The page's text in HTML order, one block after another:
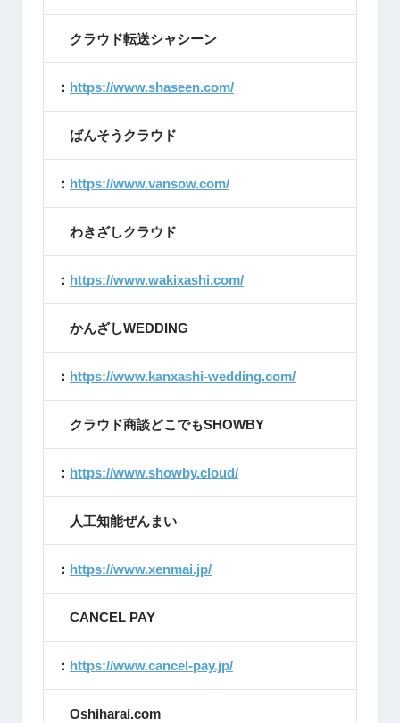
クラウド転送シャシーン
： https://www.shaseen.com/
ばんそうクラウド
： https://www.vansow.com/
わきざしクラウド
： https://www.wakixashi.com/
かんざしWEDDING
： https://www.kanxashi-wedding.com/
クラウド商談どこでもSHOWBY
： https://www.showby.cloud/
人工知能ぜんまい
： https://www.xenmai.jp/
CANCEL PAY
： https://www.cancel-pay.jp/
Oshiharai.com